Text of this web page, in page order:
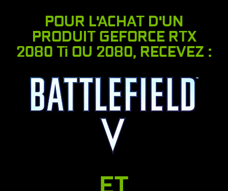
POUR L'ACHAT D'UN
PRODUIT GEFORCE RTX
2080 Ti OU 2080, RECEVEZ :